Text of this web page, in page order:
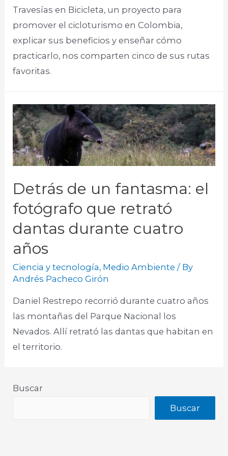
Travesías en Bicicleta, un proyecto para
promover el cicloturismo en Colombia,
explicar sus beneficios y enseñar cómo
practicarlo, nos comparten cinco de sus rutas
favoritas. ​
Detrás de un fantasma: el
fotógrafo que retrató
dantas durante cuatro
años
Ciencia y tecnología, Medio Ambiente / By
Andrés Pacheco Girón
Daniel Restrepo recorrió durante cuatro años
las montañas del Parque Nacional los
Nevados. Allí retrató las dantas que habitan en
el territorio.
Buscar
Buscar